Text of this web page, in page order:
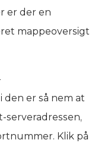
er der en
mappeoversigt
er så nem at
serveradressen,
Klik på